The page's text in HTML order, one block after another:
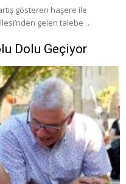
gösteren haşere ile
gelen talebe …
Dolu Geçiyor